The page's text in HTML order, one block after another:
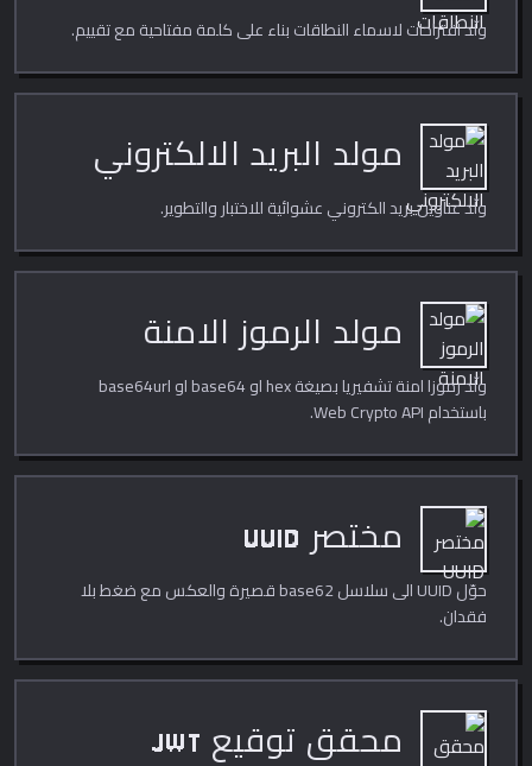
ولّد اقتراحات لاسماء النطاقات بناء على كلمة مفتاحية مع تقييم.
مولد البريد الالكتروني
ولّد عناوين بريد الكتروني عشوائية للاختبار والتطوير.
مولد الرموز الامنة
ولّد رموزا امنة تشفيريا بصيغة hex او base64 او base64url
باستخدام Web Crypto API.
مختصر UUID
حوّل UUID الى سلاسل base62 قصيرة والعكس مع ضغط بلا
فقدان.
محقق توقيع JWT